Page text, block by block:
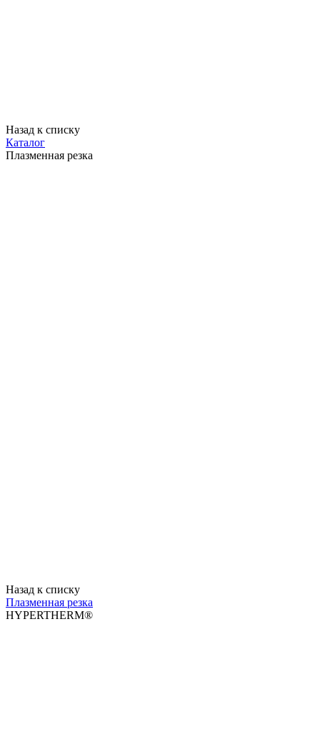
Назад к списку
Каталог
Плазменная резка
Назад к списку
Плазменная резка
HYPERTHERM®